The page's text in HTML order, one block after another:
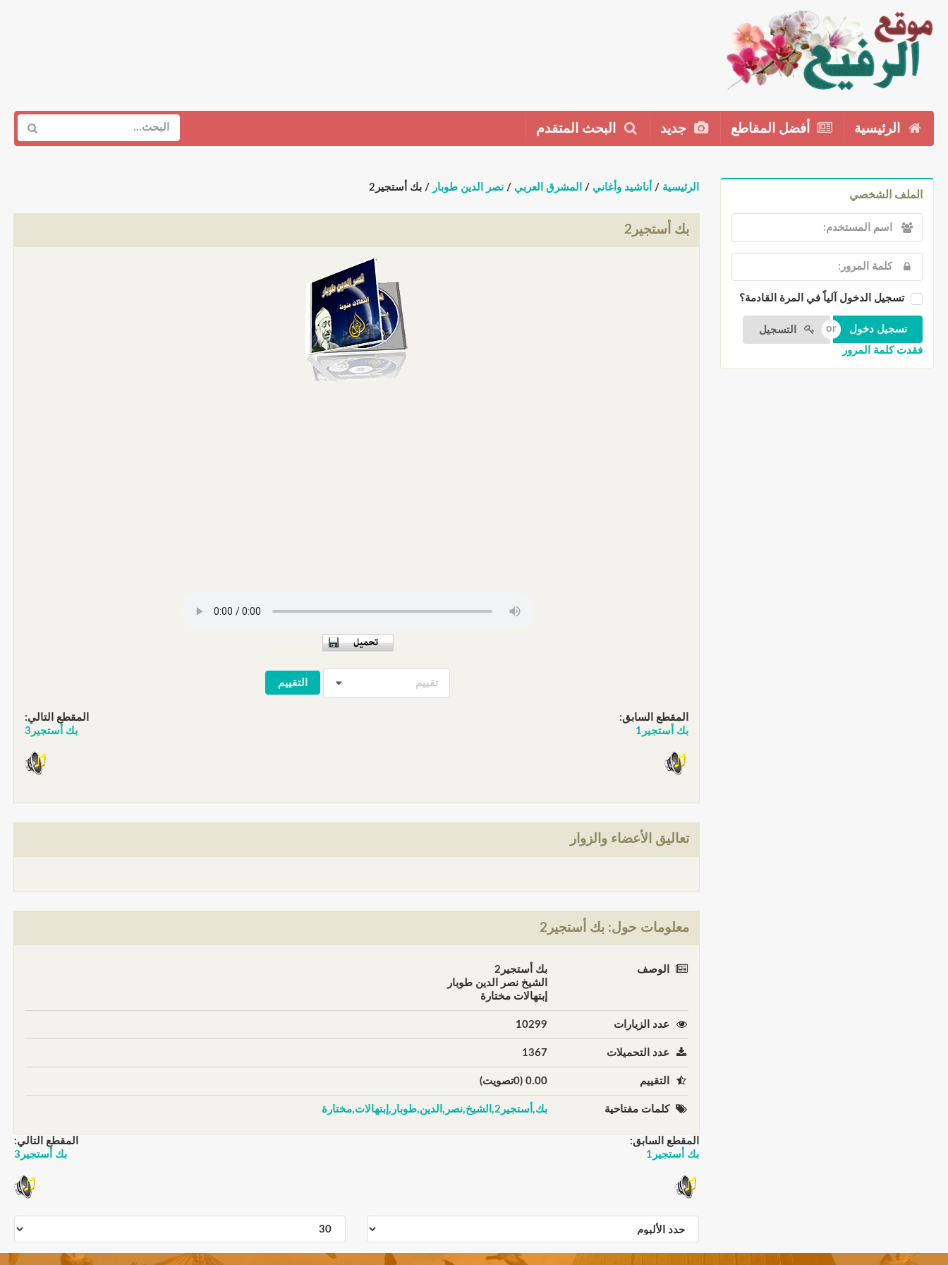
الرئيسية أفضل المقاطع جديد البحث المتقدم
الملف الشخصي
تسجيل الدخول آلياً في المرة القادمة؟
التسجيل
فقدت كلمة المرور
الرئيسية / أناشيد وأغاني / المشرق العربي /نصر الدين طوبار / بك أستجير2
بك أستجير2
تقييم
المقطع السابق:
بك أستجير1
المقطع التالي:
بك أستجير3
تعاليق الأعضاء والزوار
معلومات حول: بك أستجير2
الوصف
بك أستجير2
الشيخ نصر الدين طوبار
إبتهالات مختارة
عدد الزيارات 10299
عدد التحميلات 1367
التقييم 0.00 (0تصويت)
كلمات مفتاحية بك,أستجير2,الشيخ,نصر,الدين,طوبار,إبتهالات,مختارة
المقطع السابق:
بك أستجير1
المقطع التالي:
بك أستجير3